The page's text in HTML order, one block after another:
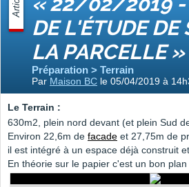
DE L'ÉTUDE DE
LA PARCELLE »
Préparation > Terrain
Par Maison BC le 05/04/2019 à
Le Terrain :
630m2, plein nord devant (et plein Sud
Environ 22,6m de facade et 27,75m de
il est intégré à un espace déjà construit
En théorie sur le papier c'est un bon plan